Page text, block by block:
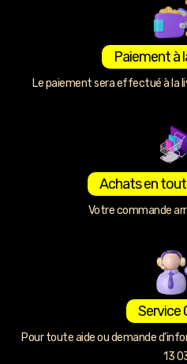
Paiement à
Le paiement sera effectué à la
Achats en
Votre commande
Service
Pour toute aide ou demande
13